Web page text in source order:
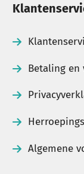
Betaling en
Algemene